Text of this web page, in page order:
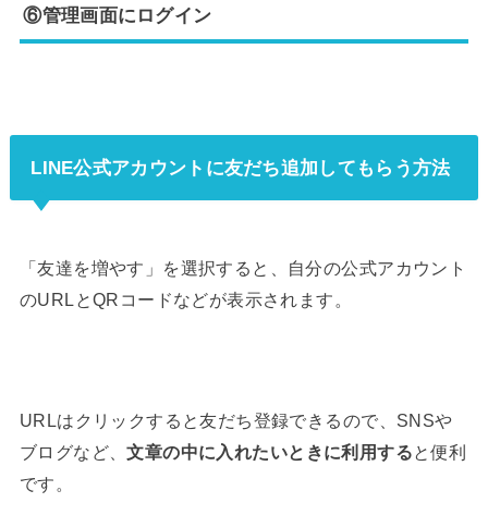
⑥管理画面にログイン
LINE公式アカウントに友だち追加してもらう方法
「友達を増やす」を選択すると、自分の公式アカウント
のURLとQRコードなどが表示されます。
URLはクリックすると友だち登録できるので、SNSや
ブログなど、文章の中に入れたいときに利用すると便利
です。